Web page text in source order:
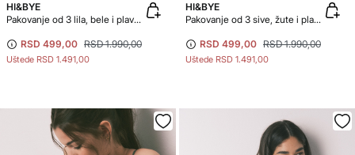
HI&BYE
Pakovanje od 3 lila, bele i plave tanga gaćice
RSD 499,00 RSD 1.990,00
Uštede RSD 1.491,00
HI&BYE
Pakovanje od 3 sive, žute i plave pamučne tanga gaćice
RSD 499,00 RSD 1.990,00
Uštede RSD 1.491,00